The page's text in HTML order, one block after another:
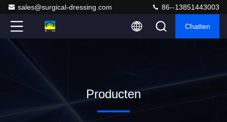
sales@surgical-dressing.com 86--13851443003
Chatten
Producten